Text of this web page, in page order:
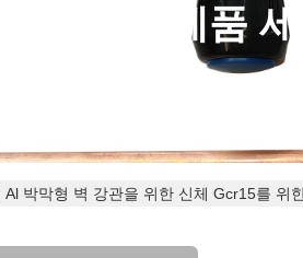
제품
Al 박막형 벽 강관을 위한 신체 Gcr15를 위